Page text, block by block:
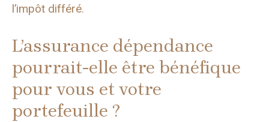
l’impôt différé.
L’assurance dépendance
pourrait-elle être bénéfique
pour vous et votre
portefeuille ?